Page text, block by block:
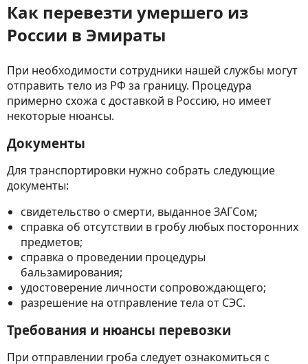
Как перевезти умершего из
России в Эмираты
При необходимости сотрудники нашей службы могут
отправить тело из РФ за границу. Процедура
примерно схожа с доставкой в Россию, но имеет
некоторые нюансы.
Документы
Для транспортировки нужно собрать следующие
документы:
свидетельство о смерти, выданное ЗАГСом;
справка об отсутствии в гробу любых посторонних
предметов;
справка о проведении процедуры
бальзамирования;
удостоверение личности сопровождающего;
разрешение на отправление тела от СЭС.
Требования и нюансы перевозки
При отправлении гроба следует ознакомиться с